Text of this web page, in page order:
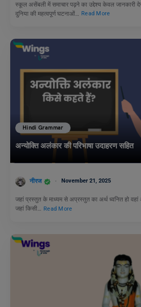
स्कूल असेंबली में समाचार पढ़ने का उद्देश्य केवल जानकारी
दुनिया की महत्वपूर्ण घटनाओं…
Read More
Hindi Grammar
अन्योक्ति अलंकार की परिभाषा उदाहरण सहित
नीरज November 21, 2025
जहां प्रस्तुत के माध्यम से अप्रस्तुत का अर्थ ध्वनित हो वहां
जहां किसी… Read More